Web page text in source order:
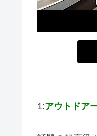
1:アウトドア